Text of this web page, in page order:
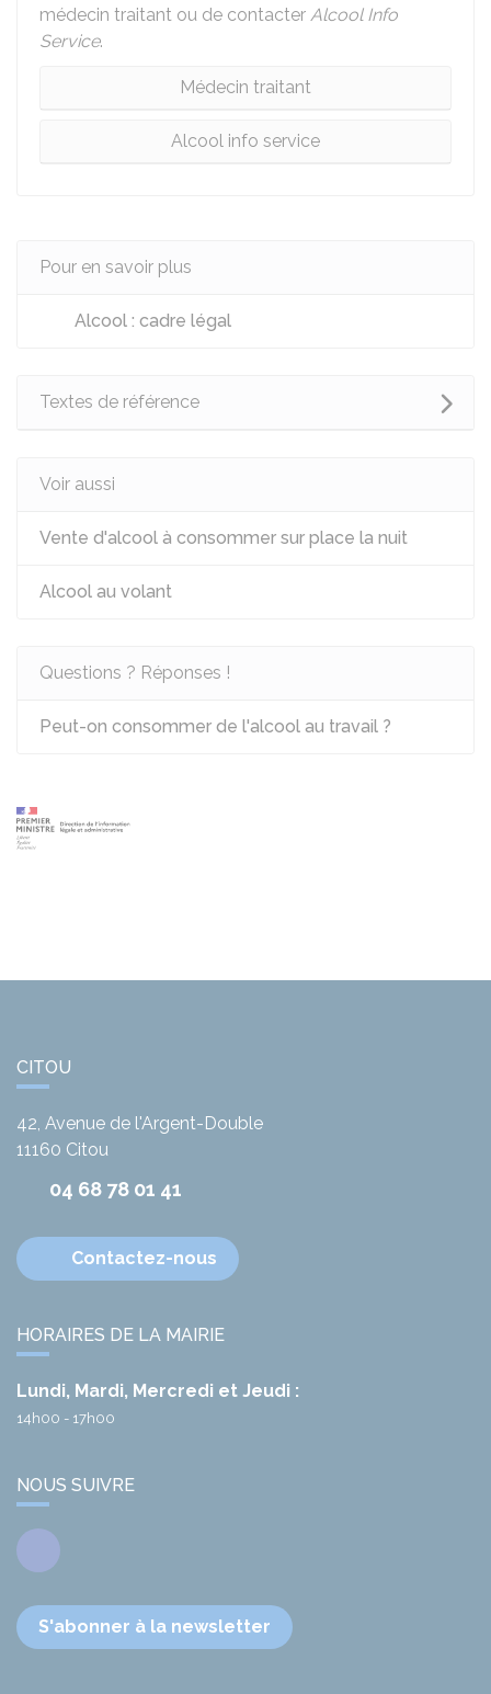
médecin traitant ou de contacter Alcool Info
Service.
Médecin traitant
Alcool info service
Pour en savoir plus
Alcool : cadre légal
Textes de référence
Voir aussi
Vente d'alcool à consommer sur place la nuit
Alcool au volant
Questions ? Réponses !
Peut-on consommer de l'alcool au travail ?
CITOU
42, Avenue de l'Argent-Double
11160 Citou
04 68 78 01 41
Contactez-nous
HORAIRES DE LA MAIRIE
Lundi, Mardi, Mercredi et Jeudi :
14h00 - 17h00
NOUS SUIVRE
Facebook
S'abonner à la newsletter